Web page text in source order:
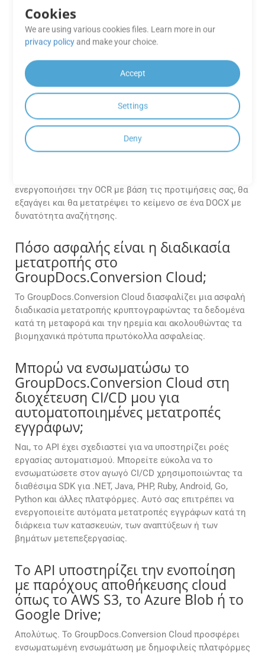
γραφικά. Ωστόσο, σε περιπτώσεις αιχμής, οι
εναλλακτικοί κανόνες μπορούν να προσαρμοστούν.
Παρέχει το GroupDocs.Conversion
Cloud OCR κατά τη μετατροπή
σαρωμένων CF2 αρχείων σε DOCX;
Ναι. Μπορείτε να χρησιμοποιήσετε την OCR (Οπτική
Αναγνώριση Χαρακτήρων) στις Ρυθμίσεις API του
GroupDocs.Conversion Cloud κατά τη μετατροπή
σαρωμένων CF2 αρχείων σε αρχεία DOCX με δυνατότητα
ενεργοποιήσει την OCR με βάση τις προτιμήσεις σας, θα
εξαγάγει και θα μετατρέψει το κείμενο σε ένα DOCX με
δυνατότητα αναζήτησης.
Πόσο ασφαλής είναι η διαδικασία
μετατροπής στο
GroupDocs.Conversion Cloud;
Το GroupDocs.Conversion Cloud διασφαλίζει μια ασφαλή
διαδικασία μετατροπής κρυπτογραφώντας τα δεδομένα
κατά τη μεταφορά και την ηρεμία και ακολουθώντας τα
βιομηχανικά πρότυπα πρωτόκολλα ασφαλείας.
Μπορώ να ενσωματώσω το
GroupDocs.Conversion Cloud στη
διοχέτευση CI/CD μου για
αυτοματοποιημένες μετατροπές
εγγράφων;
Ναι, το API έχει σχεδιαστεί για να υποστηρίζει ροές
εργασίας αυτοματισμού. Μπορείτε εύκολα να το
ενσωματώσετε στον αγωγό CI/CD χρησιμοποιώντας τα
διαθέσιμα SDK για .NET, Java, PHP, Ruby, Android, Go,
Python και άλλες πλατφόρμες. Αυτό σας επιτρέπει να
ενεργοποιείτε αυτόματα μετατροπές εγγράφων κατά τη
διάρκεια των κατασκευών, των αναπτύξεων ή των
βημάτων μετεπεξεργασίας.
Το API υποστηρίζει την ενοποίηση
με παρόχους αποθήκευσης cloud
όπως το AWS S3, το Azure Blob ή το
Google Drive;
Απολύτως. Το GroupDocs.Conversion Cloud προσφέρει
ενσωματωμένη ενσωμάτωση με δημοφιλείς πλατφόρμες
Cookies
We are using various cookies files. Learn more in our
privacy policy and make your choice.
Accept
Settings
Deny